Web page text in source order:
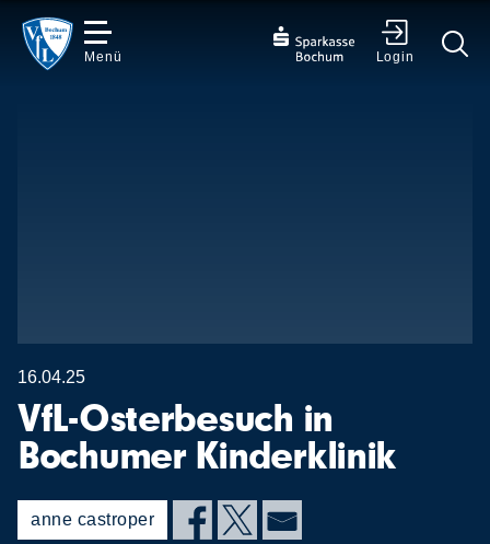
Menü Login
16.04.25
VfL-Osterbesuch in
Bochumer Kinderklinik
anne castroper